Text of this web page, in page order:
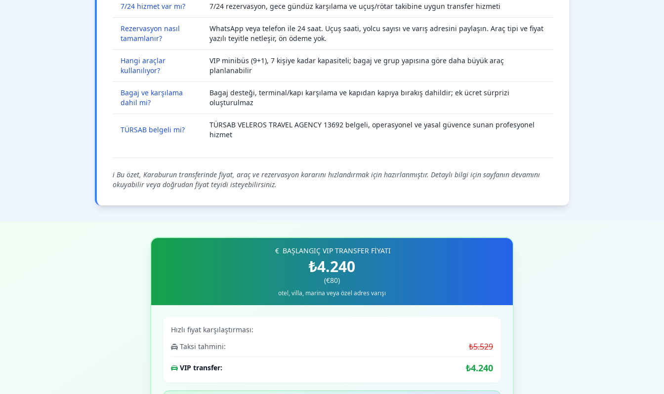
7/24 hizmet var mı? 7/24 rezervasyon, gece gündüz karşılama ve uçuş/rötar takibine uygun transfer hizmeti
Rezervasyon nasıl
tamamlanır?
WhatsApp veya telefon ile 24 saat. Uçuş saati, yolcu sayısı ve varış adresini paylaşın. Araç tipi ve fiyat
yazılı teyitle netleşir, ön ödeme yok.
Hangi araçlar
kullanılıyor?
VIP minibüs (9+1), 7 kişiye kadar kapasiteli; bagaj ve grup yapısına göre daha büyük araç
planlanabilir
Bagaj ve karşılama
dahil mi?
Bagaj desteği, terminal/kapı karşılama ve kapıdan kapıya bırakış dahildir; ek ücret sürprizi
oluşturulmaz
TÜRSAB belgeli mi?
TÜRSAB VELEROS TRAVEL AGENCY 13692 belgeli, operasyonel ve yasal güvence sunan profesyonel
hizmet
ℹ️ Bu özet, Karaburun transferinde fiyat, araç ve rezervasyon kararını hızlandırmak için hazırlanmıştır. Detaylı bilgi için sayfanın devamını
okuyabilir veya doğrudan fiyat teyidi isteyebilirsiniz.
BAŞLANGIÇ VIP TRANSFER FİYATI
₺4.240
(€80)
otel, villa, marina veya özel adres varışı
Hızlı fiyat karşılaştırması:
Taksi tahmini:
₺5.529
VIP transfer: ₺4.240